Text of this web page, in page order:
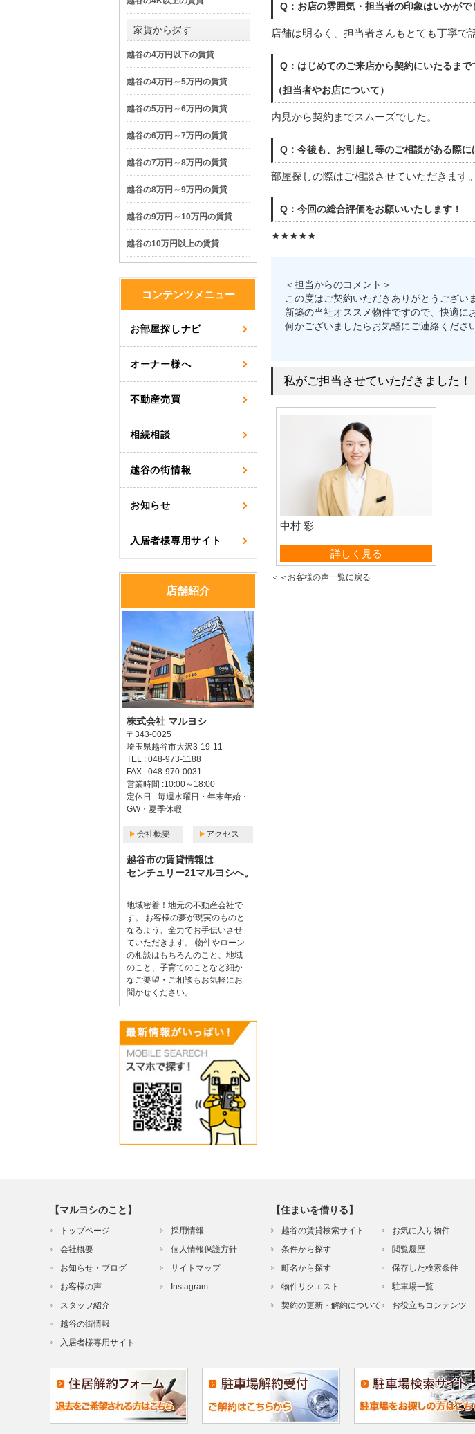
Q：お店の雰囲気・担当者の印象はいかがで
店舗は明るく、担当者さんもとても丁寧で
Q：はじめてのご来店から契約にいたるま
（担当者やお店について）
内見から契約までスムーズでした。
Q：今後も、お引越し等のご相談がある際
部屋探しの際はご相談させていただきます。
Q：今回の総合評価をお願いいたします！
★★★★★
＜担当からのコメント＞
この度はご契約いただきありがとうござい
新築の当社オススメ物件ですので、快適に
何かございましたらお気軽にご連絡くださ
私がご担当させていただきました！
中村 彩
売買営業部 事務詳しく見る
＜＜お客様の声一覧に戻る
家賃から探す
越谷の4万円以下の賃貸
越谷の4万円～5万円の賃貸
越谷の5万円～6万円の賃貸
越谷の6万円～7万円の賃貸
越谷の7万円～8万円の賃貸
越谷の8万円～9万円の賃貸
越谷の9万円～10万円の賃貸
越谷の10万円以上の賃貸
コンテンツメニュー
お部屋探しナビ
オーナー様へ
不動産売買
相続相談
越谷の街情報
お知らせ
入居者様専用サイト
店舗紹介
株式会社 マルヨシ
〒343-0025
埼玉県越谷市大沢3-19-11
TEL : 048-973-1188
FAX : 048-970-0031
営業時間 :10:00～18:00
定休日 : 毎週水曜日・年末年始・
GW・夏季休暇
会社概要 アクセス
越谷市の賃貸情報は
センチュリー21マルヨシへ。
地域密着！地元の不動産会社で
す。 お客様の夢が現実のものと
なるよう、全力でお手伝いさせ
ていただきます。 物件やローン
の相談はもちろんのこと、地域
のこと、子育てのことなど細か
なご要望・ご相談もお気軽にお
聞かせください。
【マルヨシのこと】
トップページ
会社概要
お知らせ・ブログ
お客様の声
スタッフ紹介
越谷の街情報
入居者様専用サイト
採用情報
個人情報保護方針
サイトマップ
Instagram
【住まいを借りる】
越谷の賃貸検索サイト
条件から探す
町名から探す
物件リクエスト
契約の更新・解約について
お気に入り物件
閲覧履歴
保存した検索条件
駐車場一覧
お役立ちコンテンツ